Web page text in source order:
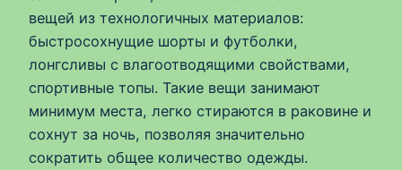
вещей из технологичных материалов:
быстросохнущие шорты и футболки,
лонгсливы с влагоотводящими свойствами,
спортивные топы. Такие вещи занимают
минимум места, легко стираются в раковине и
сохнут за ночь, позволяя значительно
сократить общее количество одежды.